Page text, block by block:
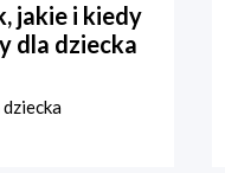
jakie i kiedy
dla dziecka